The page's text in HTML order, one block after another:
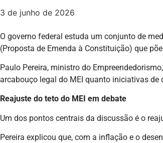
3 de junho de 2026
O governo federal estuda um conjunto de
(Proposta de Emenda à Constituição) que
Paulo Pereira, ministro do
arcabouço legal do MEI quanto iniciativas de
Reajuste do teto do MEI em debate
Um dos pontos centrais da discussão é o
Pereira explicou que, com a inflação e o